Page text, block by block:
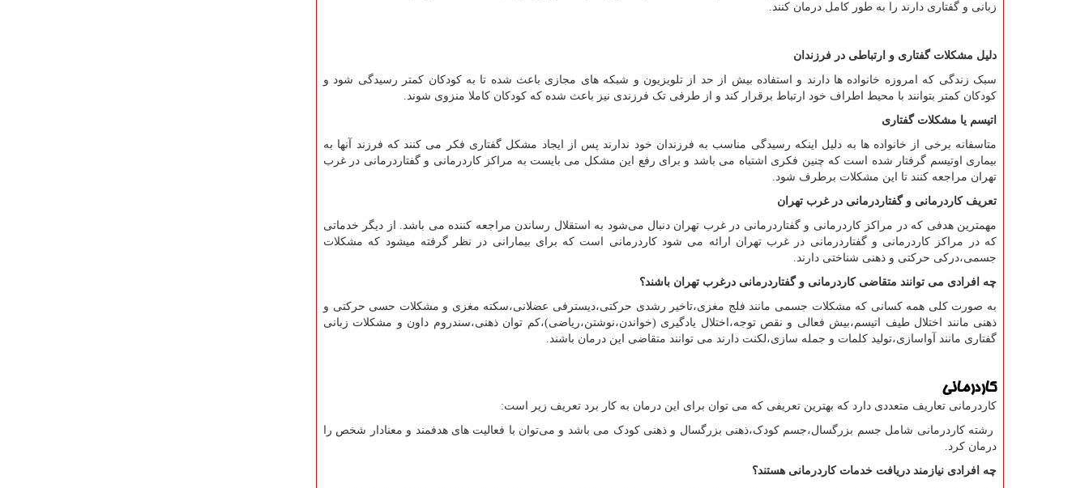
زبانی و گفتاری دارند را به طور کامل درمان کنند.
دلیل مشکلات گفتاری و ارتباطی در فرزندان
سبک زندگی که امروزه خانواده ها دارند و استفاده بیش از حد از تلویزیون و شبکه های مجازی باعث شده تا به کودکان کمتر رسیدگی شود و
کودکان کمتر بتوانند با محیط اطراف خود ارتباط برقرار کند و از طرفی تک فرزندی نیز باعث شده که کودکان کاملا منزوی شوند.
اتیسم یا مشکلات گفتاری
متاسفانه برخی از خانواده ها به دلیل اینکه رسیدگی مناسب به فرزندان خود ندارند پس از ایجاد مشکل گفتاری فکر می کنند که فرزند آنها به
بیماری اوتیسم گرفتار شده است که چنین فکری اشتباه می باشد و برای رفع این مشکل می بایست به مراکز کاردرمانی و گفتاردرمانی در غرب
تهران مراجعه کنند تا این مشکلات برطرف شود.
تعریف کاردرمانی و گفتاردرمانی در غرب تهران
مهمترین هدفی که در مراکز کاردرمانی و گفتاردرمانی در غرب تهران دنبال می‌شود به استقلال رساندن مراجعه کننده می باشد. از دیگر خدماتی
که در مراکز کاردرمانی و گفتاردرمانی در غرب تهران ارائه می ‌شود کاردرمانی است که برای بیمارانی در نظر گرفته میشود که مشکلات
جسمی،درکی حرکتی و ذهنی شناختی دارند.
چه افرادی می توانند متقاضی کاردرمانی و گفتاردرمانی درغرب تهران باشند؟
به صورت کلی همه کسانی که مشکلات جسمی مانند فلج مغزی،تاخیر رشدی حرکتی،دیسترفی عضلانی،سکته مغزی و مشکلات حسی حرکتی و
ذهنی مانند اختلال طیف اتیسم،بیش فعالی و نقص توجه،اختلال یادگیری (خواندن،نوشتن،ریاضی)،کم توان ذهنی،سندروم داون و مشکلات زبانی
گفتاری مانند آواسازی،تولید کلمات و جمله سازی،لکنت دارند می توانند متقاضی این درمان باشند.
کاردرمانی
کاردرمانی تعاریف متعددی دارد که بهترین تعریفی که می‌ توان برای این درمان به کار برد تعریف زیر است:
رشته کاردرمانی شامل جسم بزرگسال،جسم کودک،ذهنی بزرگسال و ذهنی کودک می باشد و می‌توان با فعالیت های هدفمند و معنادار شخص را
درمان کرد.
چه افرادی نیازمند دریافت خدمات کاردرمانی هستند؟